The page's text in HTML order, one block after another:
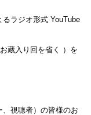
ラジオ形式 YouTube
蔵入り回を省く ）を
視聴者）の皆様のお